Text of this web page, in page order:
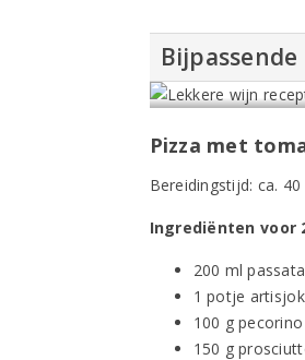
Pizza met
Bereidingstijd: ca.
Ingrediënten voor
200 ml passata
1 potje
100 g pecorino
150 g